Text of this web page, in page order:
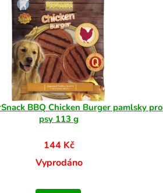
BBQ Chicken Burger pamlsky pro
psy 113 g
144 Kč
Vyprodáno